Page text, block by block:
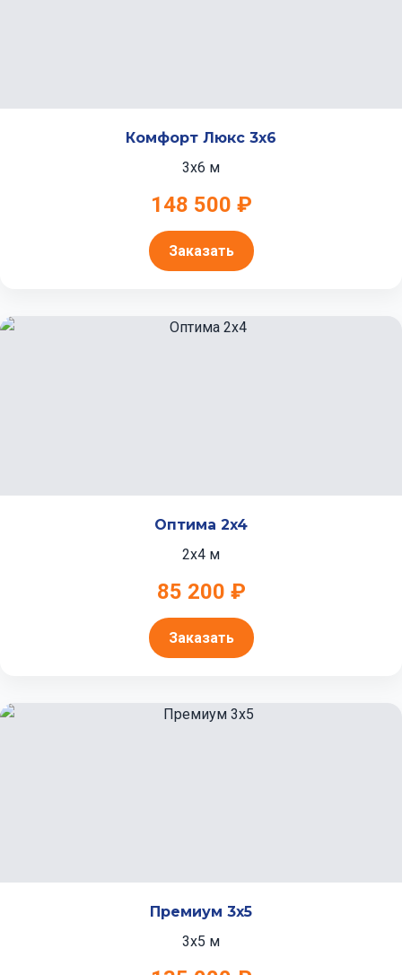
Комфорт Люкс 3x6
3x6 м
148 500 ₽
Заказать
Оптима 2x4
2x4 м
85 200 ₽
Заказать
Премиум 3x5
3x5 м